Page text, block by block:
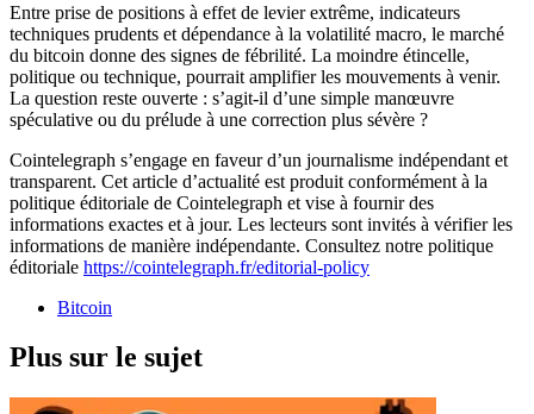
Entre prise de positions à effet de levier extrême, indicateurs
techniques prudents et dépendance à la volatilité macro, le marché
du bitcoin donne des signes de fébrilité. La moindre étincelle,
politique ou technique, pourrait amplifier les mouvements à venir.
La question reste ouverte : s’agit-il d’une simple manœuvre
spéculative ou du prélude à une correction plus sévère ?
Cointelegraph s’engage en faveur d’un journalisme indépendant et
transparent. Cet article d’actualité est produit conformément à la
politique éditoriale de Cointelegraph et vise à fournir des
informations exactes et à jour. Les lecteurs sont invités à vérifier les
informations de manière indépendante. Consultez notre politique
éditoriale https://cointelegraph.fr/editorial-policy
Bitcoin
Plus sur le sujet